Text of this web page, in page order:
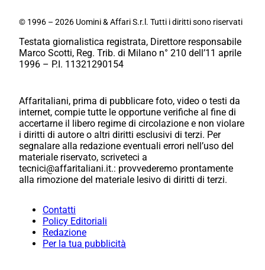
© 1996 – 2026 Uomini & Affari S.r.l. Tutti i diritti sono riservati
Testata giornalistica registrata, Direttore responsabile
Marco Scotti, Reg. Trib. di Milano n° 210 dell’11 aprile
1996 – P.I. 11321290154
Affaritaliani, prima di pubblicare foto, video o testi da
internet, compie tutte le opportune verifiche al fine di
accertarne il libero regime di circolazione e non violare
i diritti di autore o altri diritti esclusivi di terzi. Per
segnalare alla redazione eventuali errori nell’uso del
materiale riservato, scriveteci a
tecnici@affaritaliani.it.: provvederemo prontamente
alla rimozione del materiale lesivo di diritti di terzi.
Contatti
Policy Editoriali
Redazione
Per la tua pubblicità